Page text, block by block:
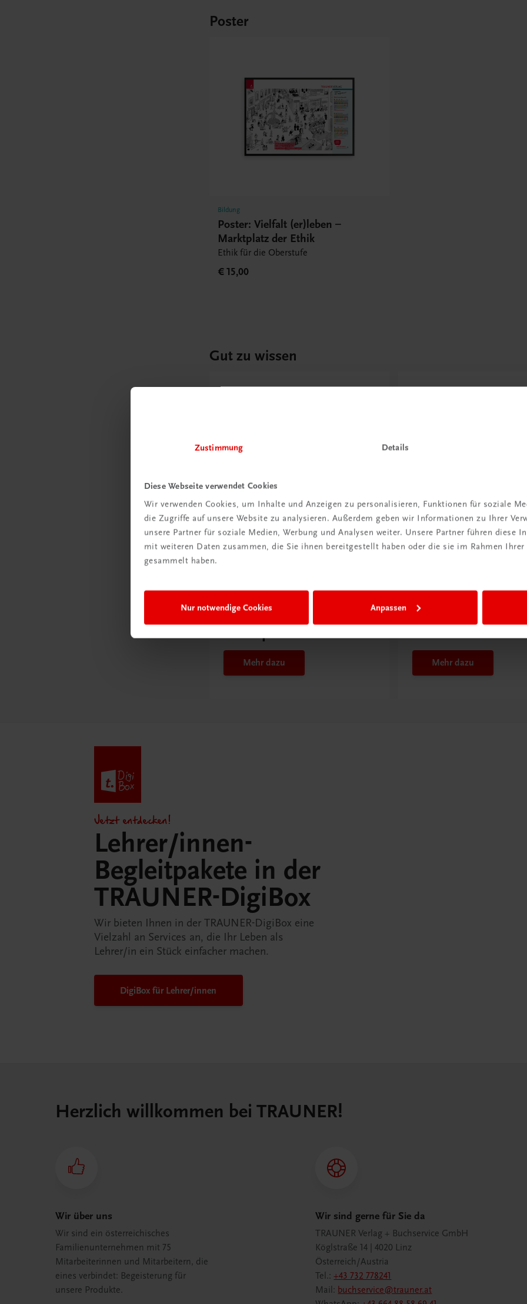
Zustimmung Details
Diese Webseite verwendet Cookies
Wir verwenden Cookies, um Inhalte und Anzeigen zu personalisieren, Funktionen für soziale
die Zugriffe auf unsere Website zu analysieren. Außerdem geben wir Informationen zu Ihrer
unsere Partner für soziale Medien, Werbung und Analysen weiter. Unsere Partner führen diese
mit weiteren Daten zusammen, die Sie ihnen bereitgestellt haben oder die sie im Rahmen
gesammelt haben.
Nur notwendige Cookies Anpassen
Poster
Bildung
Poster: Vielfalt (er)leben –
Marktplatz der Ethik
Ethik für die Oberstufe
€ 15,00
Gut zu wissen
Unterricht
Schon entdeckt?
Ratgeber
Mehr dazu
Neu in der DigiBox
Das „Digitale
Mehr dazu
Jetzt entdecken!
Lehrer/innen-
Begleitpakete in der
TRAUNER-DigiBox
Wir bieten Ihnen in der TRAUNER-DigiBox eine
Vielzahl an Services an, die Ihr Leben als
Lehrer/in ein Stück einfacher machen.
DigiBox für Lehrer/innen
Herzlich willkommen bei TRAUNER!
Wir über uns
Wir sind ein österreichisches
Familienunternehmen mit 75
Mitarbeiterinnen und Mitarbeitern, die
eines verbindet: Begeisterung für
unsere Produkte.
Wir sind gerne für Sie da
TRAUNER Verlag + Buchservice GmbH
Köglstraße 14 | 4020 Linz
Österreich/Austria
Tel.:+43 732 778241
Mail: buchservice@trauner.at